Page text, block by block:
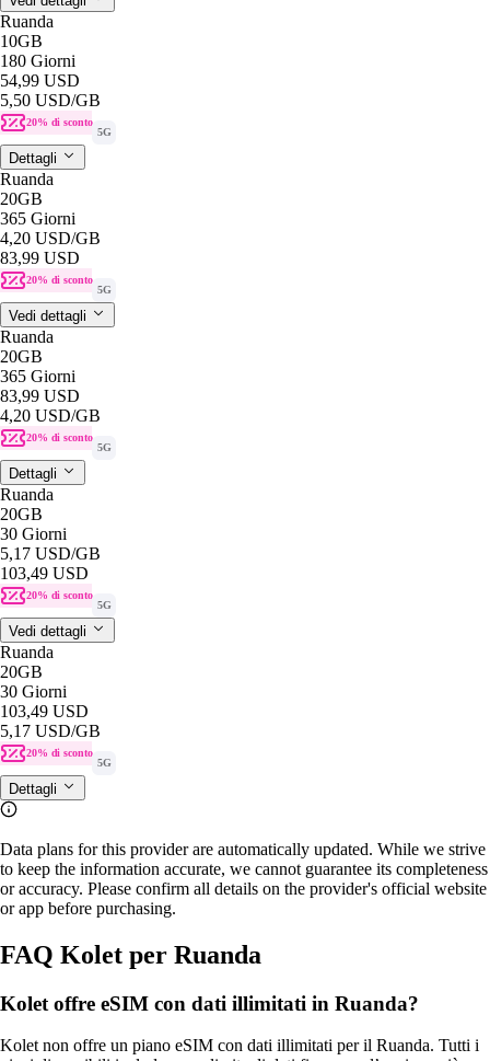
Ruanda
10GB
180 Giorni
54,99 USD
5,50 USD/GB
20% di sconto
5G
Dettagli
Ruanda
20GB
365 Giorni
4,20 USD/GB
83,99 USD
20% di sconto
5G
Vedi dettagli
Ruanda
20GB
365 Giorni
83,99 USD
4,20 USD/GB
20% di sconto
5G
Dettagli
Ruanda
20GB
30 Giorni
5,17 USD/GB
103,49 USD
20% di sconto
5G
Vedi dettagli
Ruanda
20GB
30 Giorni
103,49 USD
5,17 USD/GB
20% di sconto
5G
Dettagli
Data plans for this provider are automatically updated. While we strive
to keep the information accurate, we cannot guarantee its completeness
or accuracy. Please confirm all details on the provider's official website
or app before purchasing.
FAQ Kolet per Ruanda
Kolet offre eSIM con dati illimitati in Ruanda?
Kolet non offre un piano eSIM con dati illimitati per il Ruanda. Tutti i